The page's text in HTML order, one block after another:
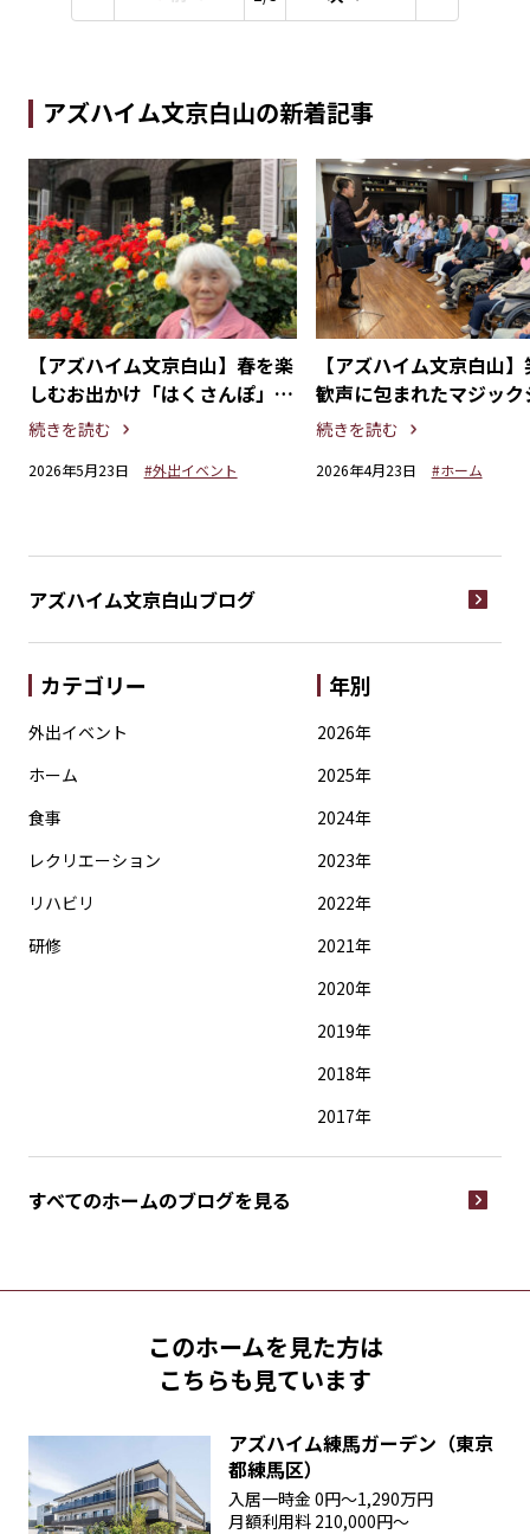
アズハイム文京白山の新着記事
【アズハイム文京白山】春を楽
しむお出かけ「はくさんぽ」～
小石川後楽園・旧古河庭園～
続きを読む
2026年5月23日 #外出イベント
【アズハイム文京白山
歓声に包まれたマジック
を開催しました。
続きを読む
2026年4月23日 #ホーム
アズハイム文京白山ブログ
カテゴリー
外出イベント
ホーム
食事
レクリエーション
リハビリ
研修
年別
2026年
2025年
2024年
2023年
2022年
2021年
2020年
2019年
2018年
2017年
すべてのホームのブログを見る
このホームを見た方は
こちらも見ています
アズハイム練馬ガーデン（東京
都練馬区）
入居一時金 0円〜1,290万円
月額利用料 210,000円〜